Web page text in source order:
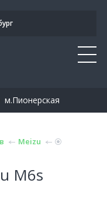
м.Пионерская
Meizu
M6s